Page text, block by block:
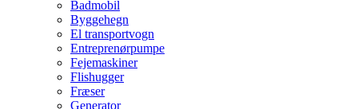
Badmobil
Byggehegn
El transportvogn
Entreprenørpumpe
Fejemaskiner
Flishugger
Fræser
Generator